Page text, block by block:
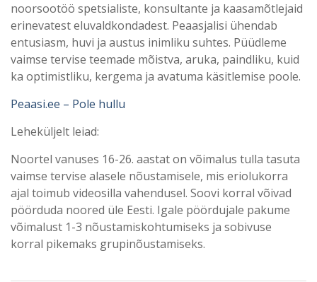
noorsootöö spetsialiste, konsultante ja kaasamõtlejaid
erinevatest eluvaldkondadest. Peaasjalisi ühendab
entusiasm, huvi ja austus inimliku suhtes. Püüdleme
vaimse tervise teemade mõistva, aruka, paindliku, kuid
ka optimistliku, kergema ja avatuma käsitlemise poole.
Peaasi.ee – Pole hullu
Leheküljelt leiad:
Noortel vanuses 16-26. aastat on võimalus tulla tasuta
vaimse tervise alasele nõustamisele, mis eriolukorra
ajal toimub videosilla vahendusel. Soovi korral võivad
pöörduda noored üle Eesti. Igale pöördujale pakume
võimalust 1-3 nõustamiskohtumiseks ja sobivuse
korral pikemaks grupinõustamiseks.